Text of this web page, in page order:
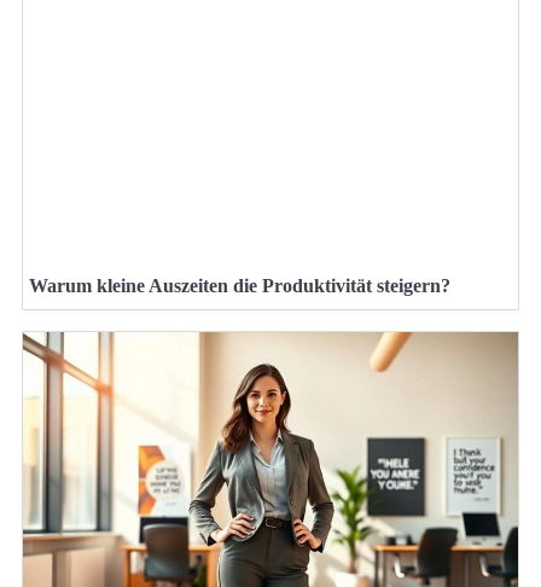
Warum kleine Auszeiten die Produktivität steigern?